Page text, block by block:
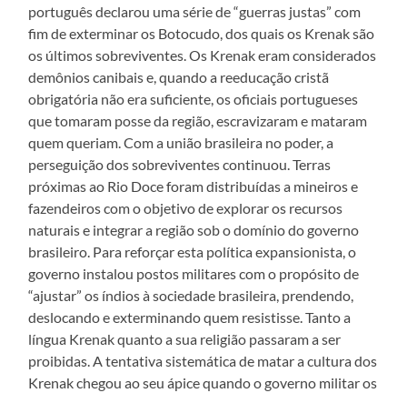
português declarou uma série de “guerras justas” com
fim de exterminar os Botocudo, dos quais os Krenak são
os últimos sobreviventes. Os Krenak eram considerados
demônios canibais e, quando a reeducação cristã
obrigatória não era suficiente, os oficiais portugueses
que tomaram posse da região, escravizaram e mataram
quem queriam. Com a união brasileira no poder, a
perseguição dos sobreviventes continuou. Terras
próximas ao Rio Doce foram distribuídas a mineiros e
fazendeiros com o objetivo de explorar os recursos
naturais e integrar a região sob o domínio do governo
brasileiro. Para reforçar esta política expansionista, o
governo instalou postos militares com o propósito de
“ajustar” os índios à sociedade brasileira, prendendo,
deslocando e exterminando quem resistisse. Tanto a
língua Krenak quanto a sua religião passaram a ser
proibidas. A tentativa sistemática de matar a cultura dos
Krenak chegou ao seu ápice quando o governo militar os